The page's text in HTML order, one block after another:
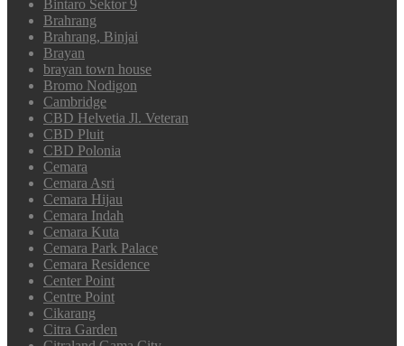
Bintaro Sektor 9
Brahrang
Brahrang, Binjai
Brayan
brayan town house
Bromo Nodigon
Cambridge
CBD Helvetia Jl. Veteran
CBD Pluit
CBD Polonia
Cemara
Cemara Asri
Cemara Hijau
Cemara Indah
Cemara Kuta
Cemara Park Palace
Cemara Residence
Center Point
Centre Point
Cikarang
Citra Garden